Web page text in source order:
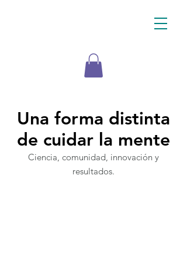
Una forma distinta
de cuidar la mente
Ciencia, comunidad, innovación y
resultados.